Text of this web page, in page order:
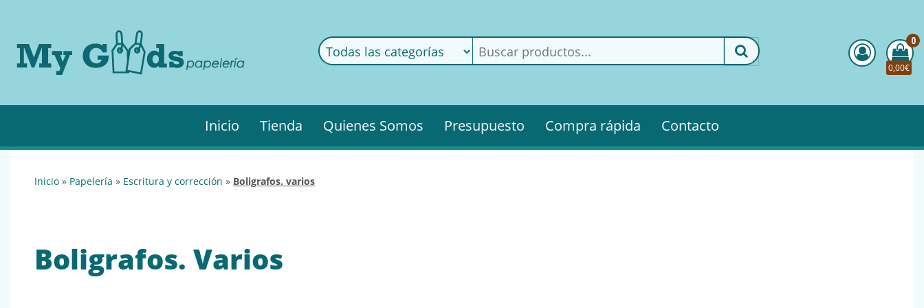
MyGoods
confianza.
Podrás
encontrar
todo lo
para tu
0
0,00€
Inicio Tienda Quienes Somos Presupuesto Compra rápida Contacto
inicio » papelería » escritura y corrección » boligrafos. varios
Boligrafos. Varios